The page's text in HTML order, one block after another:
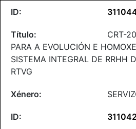
CRT-
PARA A EVOLUCIÓN E
SISTEMA INTEGRAL DE RRHH
RTVG